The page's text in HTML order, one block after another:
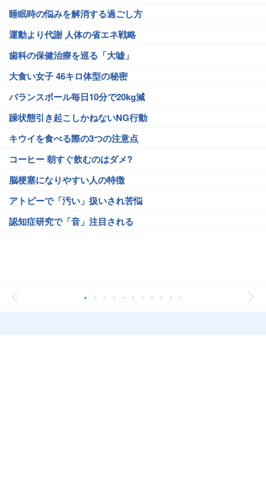
睡眠時の悩みを解消する過ごし方
運動より代謝 人体の省エネ戦略
歯科の保健治療を巡る「大嘘」
大食い女子 46キロ体型の秘密
バランスボール毎日10分で20kg減
躁状態引き起こしかねないNG行動
キウイを食べる際の3つの注意点
コーヒー 朝すぐ飲むのはダメ?
脳梗塞になりやすい人の特徴
アトピーで「汚い」扱いされ苦悩
認知症研究で「音」注目される